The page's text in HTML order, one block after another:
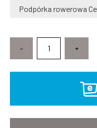
Podpórka rowerowa
- +